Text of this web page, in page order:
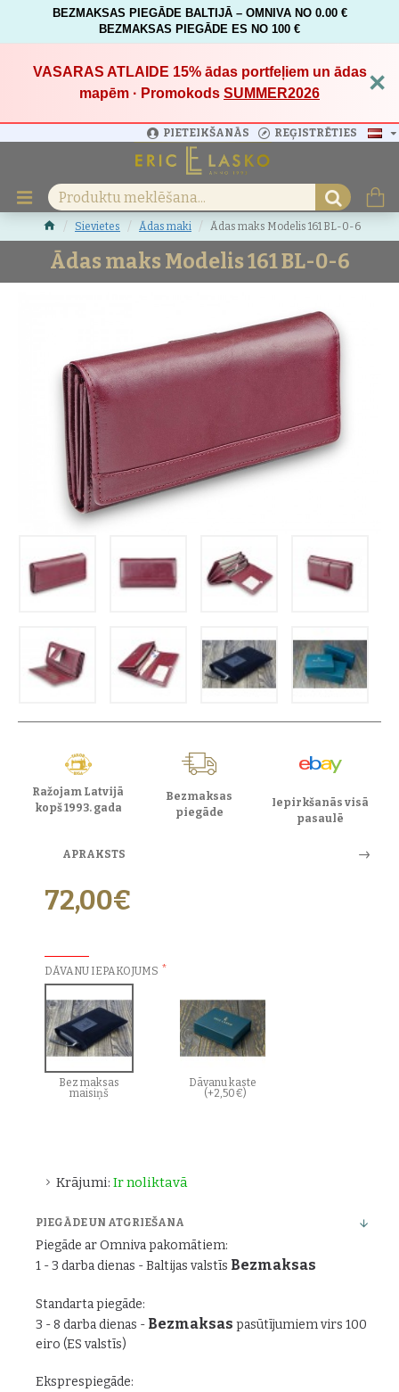
BEZMAKSAS PIEGĀDE BALTIJĀ – OMNIVA NO 0.00 €
BEZMAKSAS PIEGĀDE ES NO 100 €
VASARAS ATLAIDE 15%ādas portfeļiem un ādas
mapēm · Promokods SUMMER2026 ×
PIETEIKŠANĀS REĢISTRĒTIES
Sievietes Ādas maki Ādas maks Modelis 161 BL-0-6
Ādas maks Modelis 161 BL-0-6
Ražojam Latvijā
kopš 1993. gada
Bezmaksas
piegāde
Iepirkšanās visā
pasaulē
APRAKSTS
Krājumi: Ir noliktavā
72,00€
DĀVANU IEPAKOJUMS
Bez maksas
maisiņš
Dāvanu kaste
(+2,50€)
PIEGĀDE UN ATGRIEŠANA
Piegāde ar Omniva pakomātiem:
1 - 3 darba dienas - Baltijas valstīs Bezmaksas
Standarta piegāde:
3 - 8 darba dienas - Bezmaksas pasūtījumiem virs 100
eiro (ES valstīs)
Eksprespiegāde: